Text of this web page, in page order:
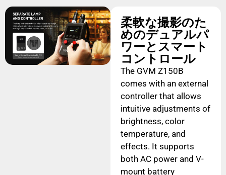
柔軟な撮影のた
めのデュアルパ
ワーとスマート
コントロール
The GVM Z150B
comes with an external
controller that allows
intuitive adjustments of
brightness, color
temperature, and
effects. It supports
both AC power and V-
mount battery